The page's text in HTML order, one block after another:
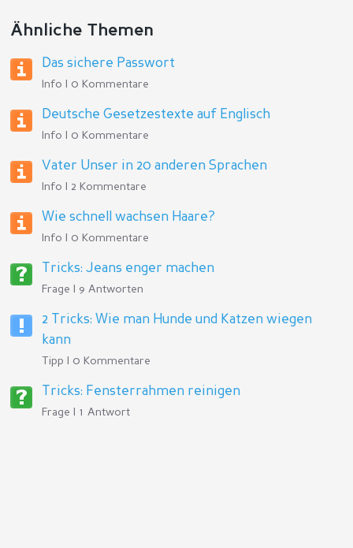
Ähnliche Themen
Das sichere Passwort
Info | 0 Kommentare
Deutsche Gesetzestexte auf Englisch
Info | 0 Kommentare
Vater Unser in 20 anderen Sprachen
Info | 2 Kommentare
Wie schnell wachsen Haare?
Info | 0 Kommentare
Tricks: Jeans enger machen
Frage | 9 Antworten
2 Tricks: Wie man Hunde und Katzen wiegen
kann
Tipp | 0 Kommentare
Tricks: Fensterrahmen reinigen
Frage | 1 Antwort